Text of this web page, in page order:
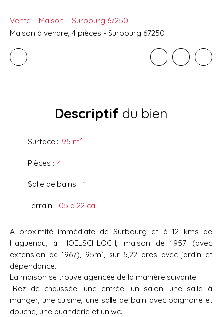
Vente Maison
Surbourg 67250
Maison à vendre, 4 pièces - Surbourg 67250
Descriptif du bien
Surface : 95 m²
Pièces : 4
Salle de bains : 1
Terrain : 05 a 22 ca
A proximité immédiate de Surbourg et à 12 kms de
Haguenau, à HOELSCHLOCH, maison de 1957 (avec
extension de 1967), 95m², sur 5,22 ares avec jardin et
dépendance.
La maison se trouve agencée de la manière suivante:
-Rez de chaussée: une entrée, un salon, une salle à
manger, une cuisine, une salle de bain avec baignoire et
douche, une buanderie et un wc.